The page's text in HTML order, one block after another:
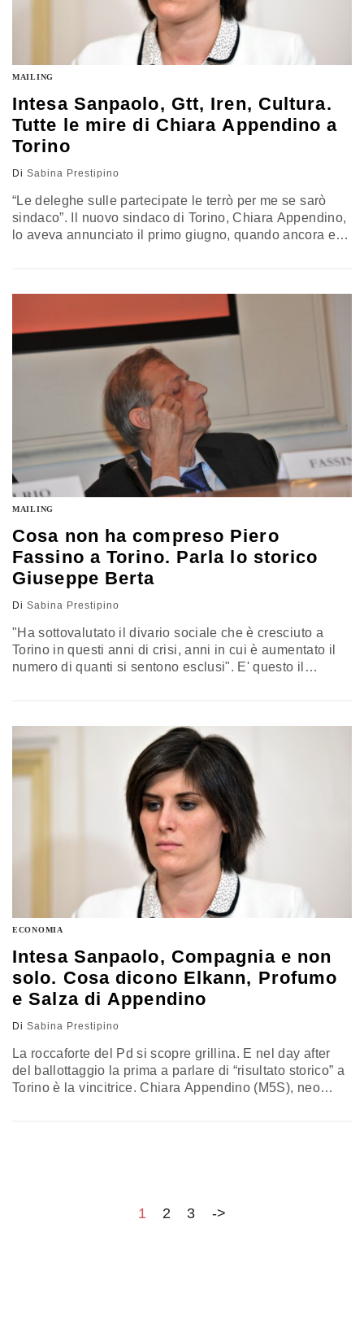
MAILING
Intesa Sanpaolo, Gtt, Iren, Cultura.
Tutte le mire di Chiara Appendino a
Torino
Di Sabina Prestipino
“Le deleghe sulle partecipate le terrò per me se sarò
sindaco”. Il nuovo sindaco di Torino, Chiara Appendino,
lo aveva annunciato il primo giugno, quando ancora era
MAILING
Cosa non ha compreso Piero
Fassino a Torino. Parla lo storico
Giuseppe Berta
Di Sabina Prestipino
"Ha sottovalutato il divario sociale che è cresciuto a
Torino in questi anni di crisi, anni in cui è aumentato il
numero di quanti si sentono esclusi". E' questo il
all’Università Bocconi di Milano. Berta, che a Torino
vive e ha diretto…
ECONOMIA
Intesa Sanpaolo, Compagnia e non
solo. Cosa dicono Elkann, Profumo
e Salza di Appendino
Di Sabina Prestipino
La roccaforte del Pd si scopre grillina. E nel day after
del ballottaggio la prima a parlare di “risultato storico” a
Torino è la vincitrice. Chiara Appendino (M5S), neo
1 2 3 ->